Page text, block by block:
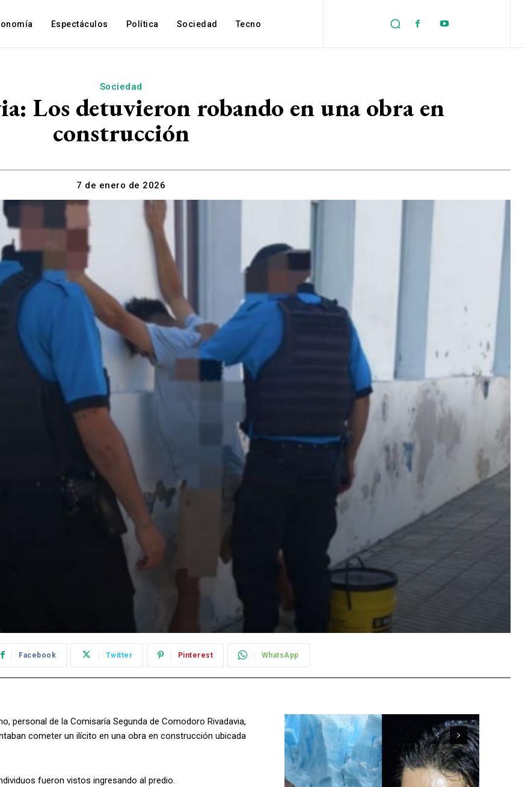
Espectáculos Política Sociedad Tecno
Sociedad
Los detuvieron robando en una obra en
construcción
7 de enero de 2026
Facebook Twitter Pinterest WhatsApp
personal de la Comisaría Segunda de Comodoro Rivadavia,
cometer un ilícito en una obra en construcción ubicada
fueron vistos ingresando al predio.